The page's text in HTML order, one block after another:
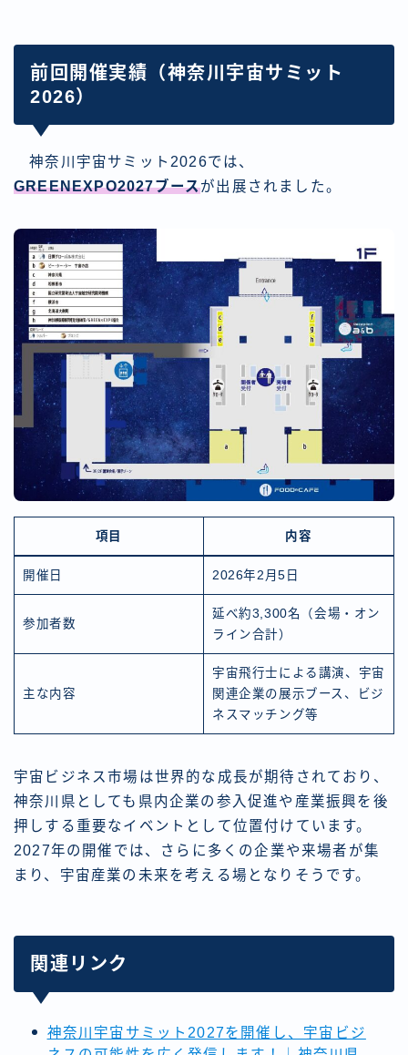
前回開催実績（神奈川宇宙サミット
2026）
神奈川宇宙サミット2026では、
GREENEXPO2027ブースが出展されました。
項目 内容
開催日 2026年2月5日
参加者数
延べ約3,300名（会場・オン
ライン合計）
主な内容
宇宙飛行士による講演、宇宙
関連企業の展示ブース、ビジ
ネスマッチング等
宇宙ビジネス市場は世界的な成長が期待されており、
神奈川県としても県内企業の参入促進や産業振興を後
押しする重要なイベントとして位置付けています。
2027年の開催では、さらに多くの企業や来場者が集
まり、宇宙産業の未来を考える場となりそうです。
関連リンク
神奈川宇宙サミット2027を開催し、宇宙ビジ